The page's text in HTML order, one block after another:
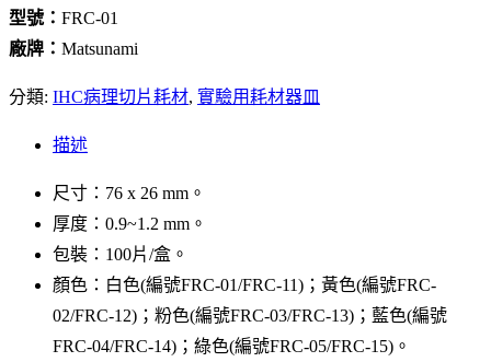
型號： FRC-01
廠牌： Matsunami
分類: IHC病理切片耗材, 實驗用耗材器皿
描述
尺寸：76 x 26 mm。
厚度：0.9~1.2 mm。
包裝：100片/盒。
顏色：白色(編號FRC-01/FRC-11)；黃色(編號FRC-
02/FRC-12)；粉色(編號FRC-03/FRC-13)；藍色(編號
FRC-04/FRC-14)；綠色(編號FRC-05/FRC-15)。